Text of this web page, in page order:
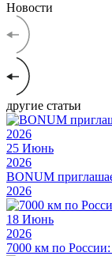
Новости
другие статьи
25 Июнь
2026
BONUM
2026
18 Июнь
2026
7000 км по